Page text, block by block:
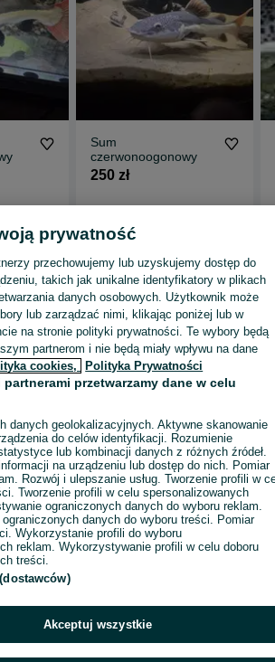
Sum
czerwonoogonowy
250 zł
Akwarystyka Zwierzęta akwariowe
Zwierzęta
akwariowe - Rybnik
/ SMS Wyślij wiadomość
prywatność
przechowujemy lub uzyskujemy dostęp do
takich jak unikalne identyfikatory w plikach
danych osobowych. Użytkownik może
lub zarządzać nimi, klikając poniżej lub w
na stronie polityki prywatności. Te wybory będą
partnerom i nie będą miały wpływu na dane
cookies, Polityka Prywatności
partnerami przetwarzamy dane w celu
danych geolokalizacyjnych. Aktywne skanowanie
do celów identyfikacji. Rozumienie
lub kombinacji danych z różnych źródeł.
na urządzeniu lub dostęp do nich. Pomiar
Rozwój i ulepszanie usług. Tworzenie profili w
Tworzenie profili w celu spersonalizowanych
ograniczonych danych do wyboru reklam.
danych do wyboru treści. Pomiar
Wykorzystanie profili do wyboru
reklam. Wykorzystywanie profili w celu doboru
treści.
Akceptuj wszystkie